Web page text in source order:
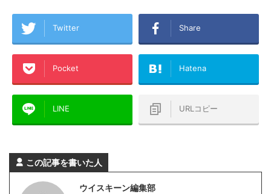
Twitter Share
Pocket Hatena
LINE URLコピー
この記事を書いた人
ウイスキーン編集部